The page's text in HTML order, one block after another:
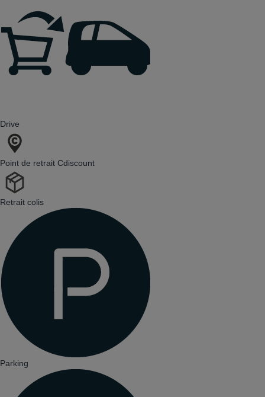
Drive
Point de retrait Cdiscount
Retrait colis
Parking